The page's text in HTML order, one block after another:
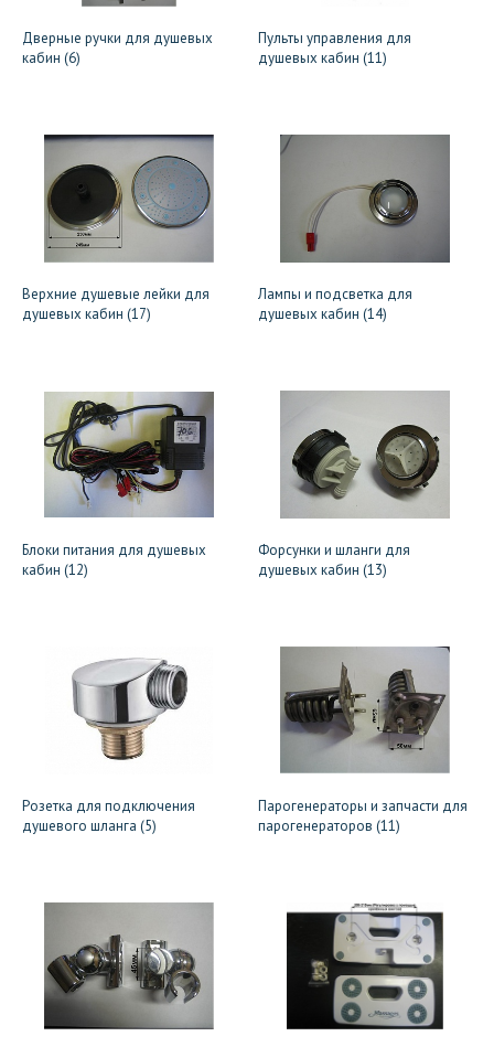
Дверные ручки для душевых
кабин (6)
Пульты управления для
душевых кабин (11)
Верхние душевые лейки для
душевых кабин (17)
Лампы и подсветка для
душевых кабин (14)
Блоки питания для душевых
кабин (12)
Форсунки и шланги для
душевых кабин (13)
Розетка для подключения
душевого шланга (5)
Парогенераторы и запчасти для
парогенераторов (11)